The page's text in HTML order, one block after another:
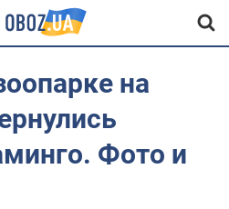
на
Фото и